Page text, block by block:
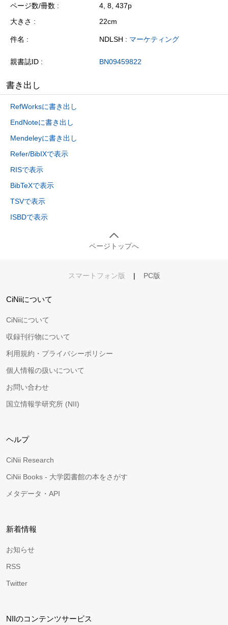
ページ数/冊数
4, 8, 437p
大きさ
22cm
件名 NDLSH : マーケティング
親書誌ID BN09459822
書き出し
RefWorksに書き出し
EndNoteに書き出し
Mendeleyに書き出し
Refer/BibIXで表示
RISで表示
BibTeXで表示
TSVで表示
ISBDで表示
ページトップへ
スマートフォン版 | PC版
CiNiiについて
CiNiiについて
収録刊行物について
利用規約・プライバシーポリシー
個人情報の扱いについて
お問い合わせ
国立情報学研究所 (NII)
ヘルプ
CiNii Research
CiNii Books - 大学図書館の本をさがす
メタデータ・API
新着情報
お知らせ
RSS
Twitter
NIIのコンテンツサービス